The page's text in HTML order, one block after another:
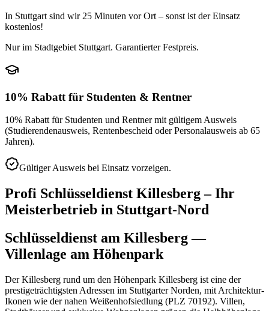
In Stuttgart sind wir 25 Minuten vor Ort – sonst ist der Einsatz
kostenlos!
Nur im Stadtgebiet Stuttgart. Garantierter Festpreis.
10% Rabatt für Studenten & Rentner
10% Rabatt für Studenten und Rentner mit gültigem Ausweis
(Studierendenausweis, Rentenbescheid oder Personalausweis ab 65
Jahren).
Gültiger Ausweis bei Einsatz vorzeigen.
Profi Schlüsseldienst Killesberg– Ihr
Meisterbetrieb in Stuttgart-Nord
Schlüsseldienst am Killesberg —
Villenlage am Höhenpark
Der Killesberg rund um den Höhenpark Killesberg ist eine der
prestigeträchtigsten Adressen im Stuttgarter Norden, mit Architektur-
Ikonen wie der nahen Weißenhofsiedlung (PLZ 70192). Villen,